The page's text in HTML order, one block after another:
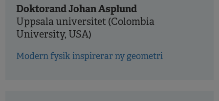
Doktorand Johan Asplund
Uppsala universitet (Colombia
University, USA)
Modern fysik inspirerar ny geometri